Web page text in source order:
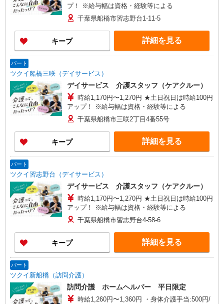
プ！ ※給与幅は資格・経験等による
千葉県船橋市習志野台1-11-5
キープ 詳細を見る
パート
ツクイ船橋三咲（デイサービス）
デイサービス 介護スタッフ（ケアクルー）
時給1,170円〜1,270円 ★土日祝日は時給100円
アップ！ ※給与幅は資格・経験等による
千葉県船橋市三咲2丁目4番55号
キープ 詳細を見る
パート
ツクイ習志野台（デイサービス）
デイサービス 介護スタッフ（ケアクルー）
時給1,170円〜1,270円 ★土日祝日は時給100円
アップ！ ※給与幅は資格・経験等による
千葉県船橋市習志野台4-58-6
キープ 詳細を見る
パート
ツクイ新船橋（訪問介護）
訪問介護 ホームヘルパー 平日限定
時給1,260円〜1,360円 ・身体介護手当:500円/